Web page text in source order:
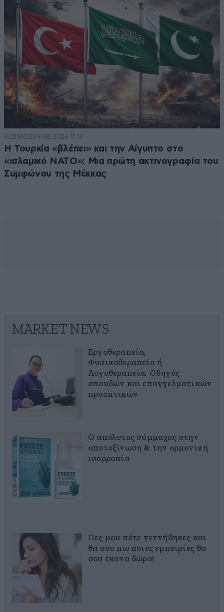
ΚΟΣΜΟΣ09·08·2026 11:13
Η Τουρκία «βλέπει» και την Αίγυπτο στο
«ισλαμικό ΝΑΤΟ»: Μια πρώτη ακτινογραφία του
Συμφώνου της Μέκκας
MARKET NEWS
Εργοθεραπεία,
Φυσικοθεραπεία ή
Λογοθεραπεία; Οδηγός
σπουδών και επαγγελματικών
προοπτικών
Ο απόλυτος σύμμαχος στην
αποτοξίνωση & την ορμονική
ισορροπία
Πες μου πότε γεννήθηκες και
θα σου πω ποιες εμπειρίες θα
σου έκανα δώρο!